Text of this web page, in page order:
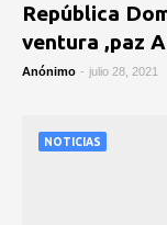
República
ventura ,paz
Anónimo - julio 28, 2021
NOTICIAS